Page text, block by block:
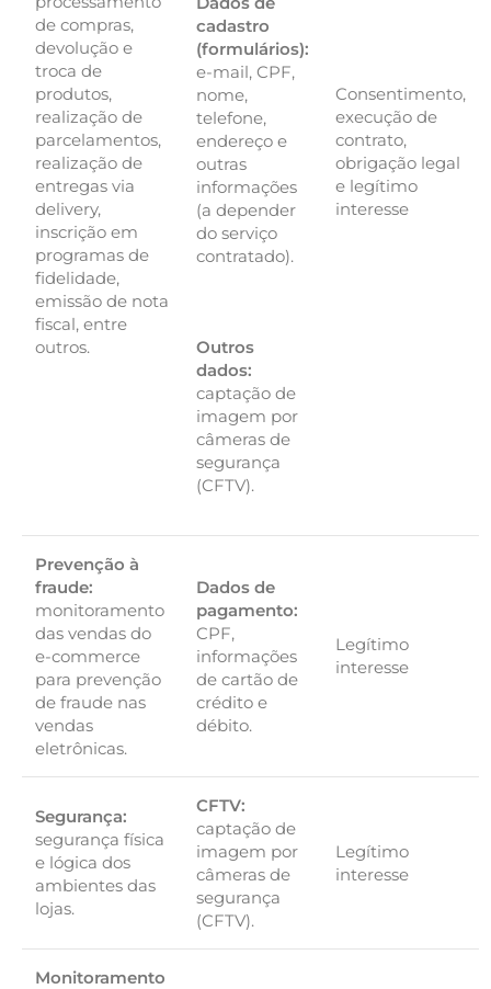
de compras,
devolução e
troca de
produtos,
realização de
parcelamentos,
realização de
entregas via
delivery,
inscrição em
programas de
fidelidade,
emissão de nota
fiscal, entre
outros.
cadastro
(formulários):
e-mail, CPF,
nome,
telefone,
endereço e
outras
informações
(a depender
do serviço
contratado).
Outros
dados:
captação de
imagem por
câmeras de
segurança
(CFTV).
Consentimento,
execução de
contrato,
obrigação legal
e legítimo
interesse
Prevenção à
fraude:
monitoramento
das vendas do
e-commerce
para prevenção
de fraude nas
vendas
eletrônicas.
Dados de
pagamento:
CPF,
informações
de cartão de
crédito e
débito.
Legítimo
interesse
Segurança:
segurança física
e lógica dos
ambientes das
lojas.
CFTV:
captação de
imagem por
câmeras de
segurança
(CFTV).
Legítimo
interesse
Monitoramento